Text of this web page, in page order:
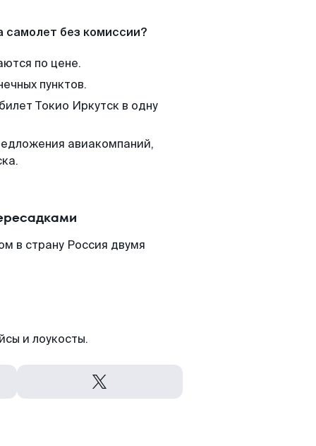
самолет без комиссии?
по цене.
пунктов.
Токио Иркутск в одну
авиакомпаний,
в страну Россия двумя
и лоукосты.